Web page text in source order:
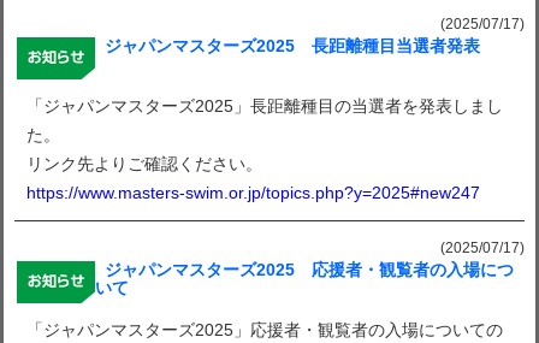
(2025/07/17)
ジャパンマスターズ2025 長距離種目当選者発表
「ジャパンマスターズ2025」長距離種目の当選者を発表しまし
た。
リンク先よりご確認ください。
https://www.masters-swim.or.jp/topics.php?y=2025#new247
(2025/07/17)
ジャパンマスターズ2025 応援者・観覧者の入場につ
いて
「ジャパンマスターズ2025」応援者・観覧者の入場についての